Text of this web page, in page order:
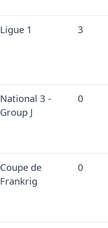
Ligue 1 3
National 3 -
Group J
0
Coupe de
Frankrig
0